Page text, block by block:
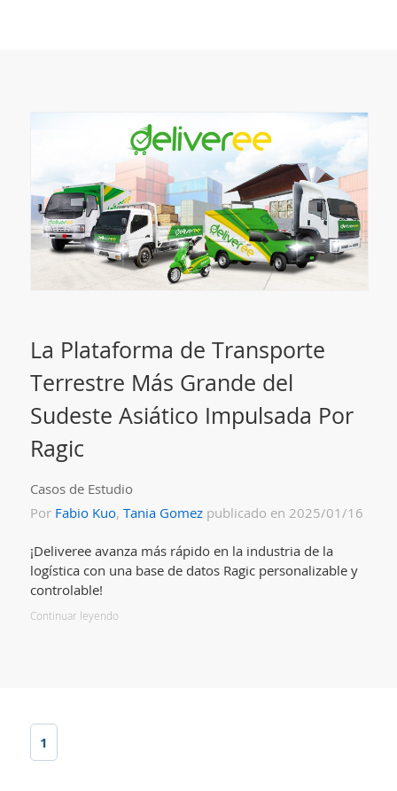
La Plataforma de Transporte
Terrestre Más Grande del
Sudeste Asiático Impulsada Por
Ragic
Casos de Estudio
Por Fabio Kuo, Tania Gomezpublicado en 2025/01/16
¡Deliveree avanza más rápido en la industria de la
logística con una base de datos Ragic personalizable y
controlable!
Continuar leyendo
1